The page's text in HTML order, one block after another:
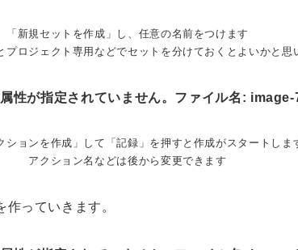
「新規セットを作成」し、任意の名前をつけます
プロジェクト専用などでセットを分けておくとよいかと思
ションを作成」して「記録」を押すと作成がスタートしま
アクション名などは後から変更できます
っていきます。